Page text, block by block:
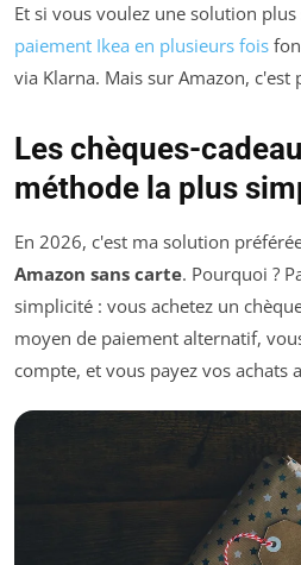
Et si vous voulez une solution
paiement Ikea en plusieurs fois
via Klarna. Mais sur Amazon, c'est
Les chèques-
méthode la plus
En 2026, c'est ma solution
Amazon sans carte. Pourquoi ?
simplicité : vous achetez un
moyen de paiement alternatif,
compte, et vous payez vos achats